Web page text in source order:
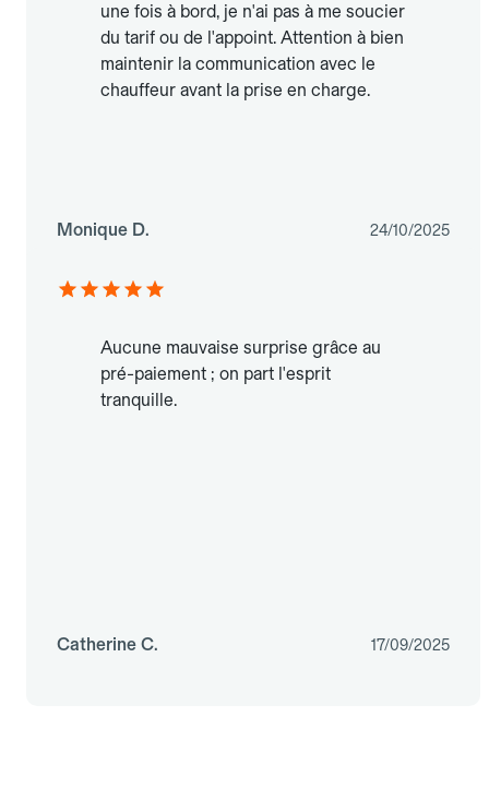
une fois à bord, je n'ai pas à me soucier
du tarif ou de l'appoint. Attention à bien
maintenir la communication avec le
chauffeur avant la prise en charge.
Monique D. 24/10/2025
Aucune mauvaise surprise grâce au
pré-paiement ; on part l'esprit
tranquille.
Catherine C. 17/09/2025